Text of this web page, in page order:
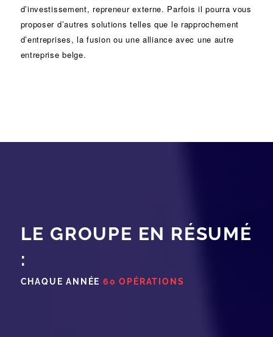
d’investissement, repreneur externe. Parfois il pourra vous
proposer d’autres solutions telles que le rapprochement
d’entreprises, lafusion ou unealliance avec une autre
entreprise belge.
LE GROUPE EN RÉSUMÉ
:
CHAQUE ANNÉE 60 OPÉRATIONS